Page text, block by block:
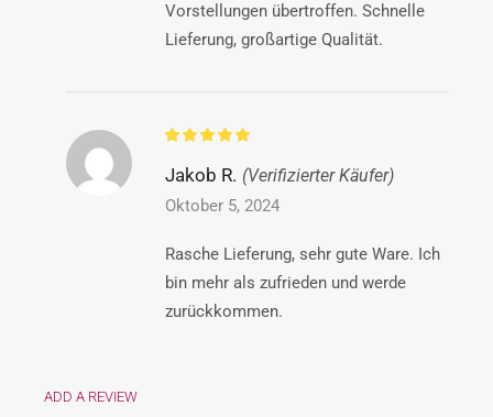
Vorstellungen übertroffen. Schnelle
Lieferung, großartige Qualität.
Jakob R. (Verifizierter Käufer)
Oktober 5, 2024
Rasche Lieferung, sehr gute Ware. Ich
bin mehr als zufrieden und werde
zurückkommen.
ADD A REVIEW